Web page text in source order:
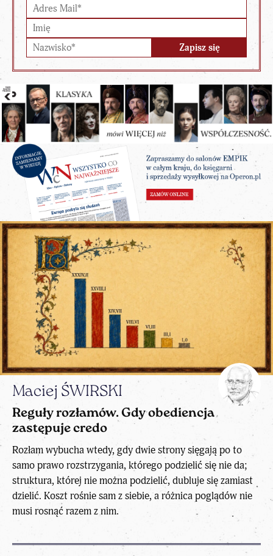
Maciej ŚWIRSKI
Reguły rozłamów. Gdy obediencja
zastępuje credo
Rozłam wybucha wtedy, gdy dwie strony sięgają po to
samo prawo rozstrzygania, którego podzielić się nie da;
struktura, której nie można podzielić, dubluje się zamiast
dzielić. Koszt rośnie sam z siebie, a różnica poglądów nie
musi rosnąć razem z nim.